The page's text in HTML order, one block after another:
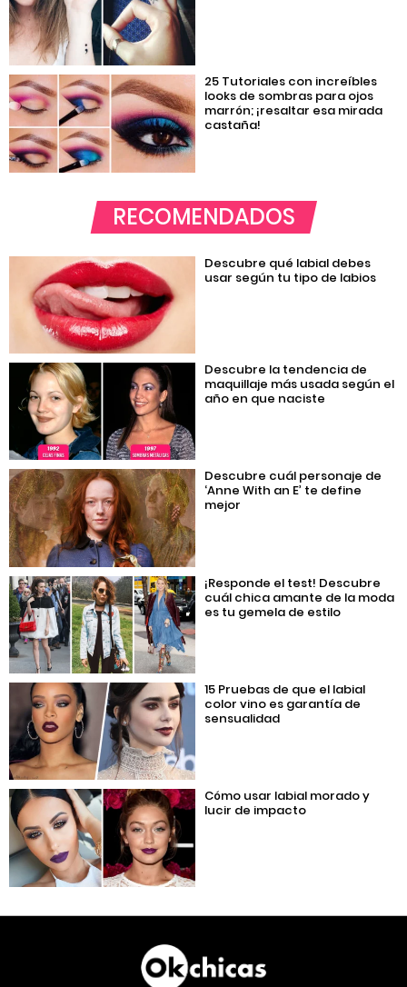
25 Tutoriales con increíbles
looks de sombras para ojos
marrón; ¡resaltar esa mirada
castaña!
RECOMENDADOS
Descubre qué labial debes
usar según tu tipo de labios
Descubre la tendencia de
maquillaje más usada según el
año en que naciste
Descubre cuál personaje de
‘Anne With an E’ te define
mejor
¡Responde el test! Descubre
cuál chica amante de la moda
es tu gemela de estilo
15 Pruebas de que el labial
color vino es garantía de
sensualidad
Cómo usar labial morado y
lucir de impacto